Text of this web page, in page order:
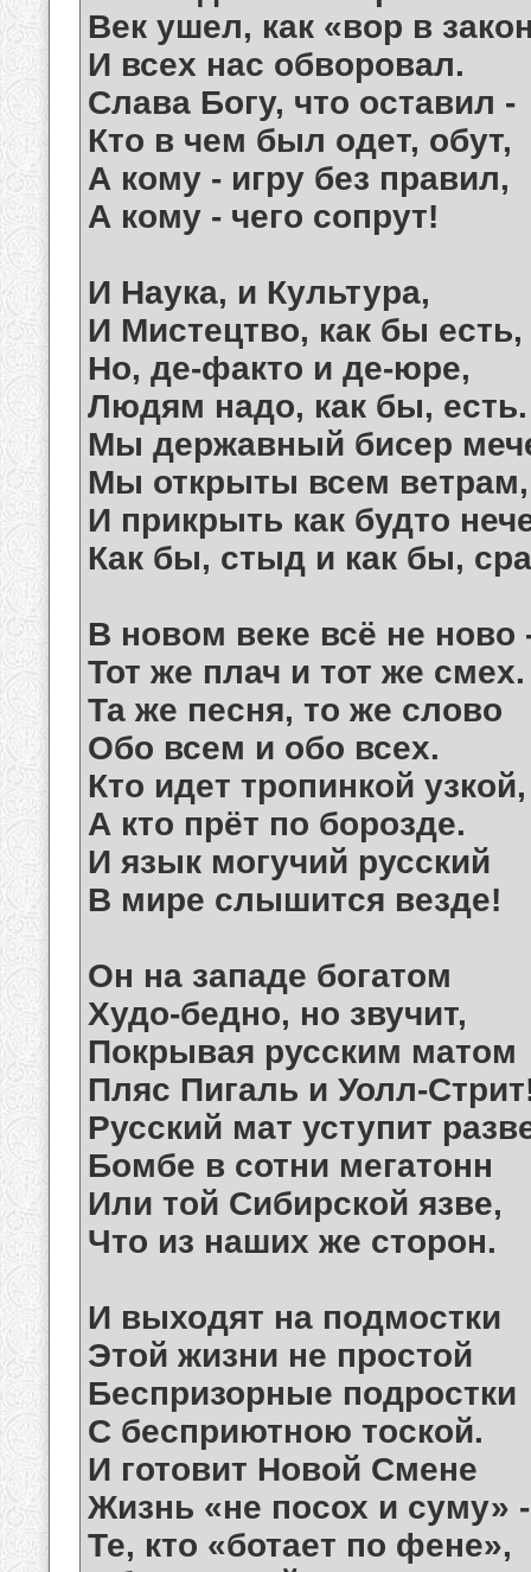
Век ушел, как «вор в
И всех нас обворовал.
Слава Богу, что оставил -
Кто в чем был одет, обут,
А кому - игру без правил,
А кому - чего сопрут!
И Наука, и Культура,
И Мистецтво, как бы есть,
Но, де-факто и де-юре,
Людям надо, как бы, есть.
Мы державный бисер
Мы открыты всем ветрам,
И прикрыть как будто
Как бы, стыд и как бы,
В новом веке всё не ново
Тот же плач и тот же смех.
Та же песня, то же слово
Обо всем и обо всех.
Кто идет тропинкой узкой,
А кто прёт по борозде.
И язык могучий русский
В мире слышится везде!
Он на западе богатом
Худо-бедно, но звучит,
Покрывая русским матом
Пляс Пигаль и Уолл-
Русский мат уступит
Бомбе в сотни мегатонн
Или той Сибирской язве,
Что из наших же сторон.
И выходят на подмостки
Этой жизни не простой
Беспризорные подростки
С бесприютною тоской.
И готовит Новой Смене
Жизнь «не посох и суму» -
Те, кто «ботает по фене»,